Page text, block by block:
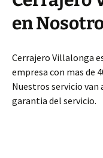
en
Cerrajero Villalonga
empresa con mas de
Nuestros servicio van
garantia del servicio.